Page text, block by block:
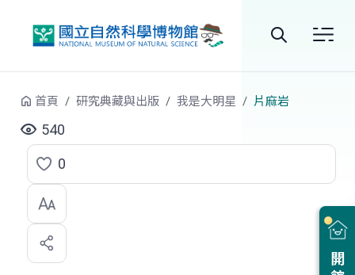
站
尋
首頁 研究典藏與出版 我是大明星 片麻岩
540
點
選
喜
歡
0